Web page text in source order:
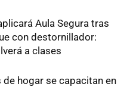
Aula Segura tras
con destornillador:
a clases
de hogar se capacitan en